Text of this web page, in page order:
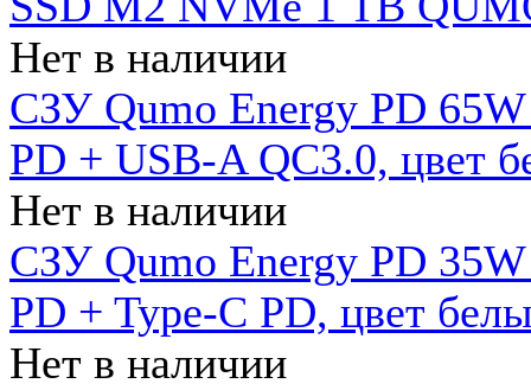
Нет в наличии
СЗУ Qumo Energy PD
PD + USB-A QC3.0, цвет
Нет в наличии
СЗУ Qumo Energy PD
PD + Type-C PD, цвет
Нет в наличии